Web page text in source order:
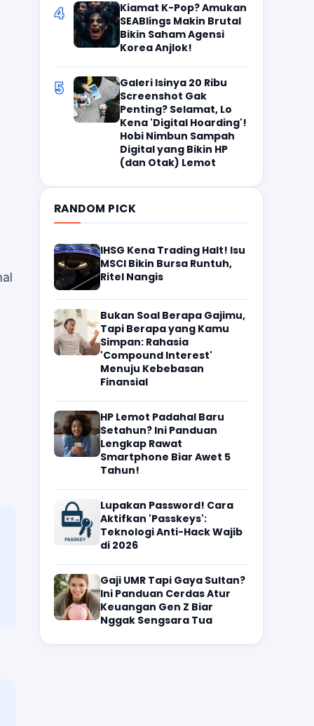
4
Kiamat K-Pop? Amukan
SEABlings Makin Brutal
Bikin Saham Agensi
Korea Anjlok!
5
Galeri Isinya 20 Ribu
Screenshot Gak
Penting? Selamat, Lo
Kena 'Digital Hoarding'!
Hobi Nimbun Sampah
Digital yang Bikin HP
(dan Otak) Lemot
RANDOM PICK
IHSG Kena Trading Halt! Isu
MSCI Bikin Bursa Runtuh,
Ritel Nangis
Bukan Soal Berapa Gajimu,
Tapi Berapa yang Kamu
Simpan: Rahasia
'Compound Interest'
Menuju Kebebasan
Finansial
HP Lemot Padahal Baru
Setahun? Ini Panduan
Lengkap Rawat
Smartphone Biar Awet 5
Tahun!
Lupakan Password! Cara
Aktifkan 'Passkeys':
Teknologi Anti-Hack Wajib
di 2026
Gaji UMR Tapi Gaya Sultan?
Ini Panduan Cerdas Atur
Keuangan Gen Z Biar
Nggak Sengsara Tua